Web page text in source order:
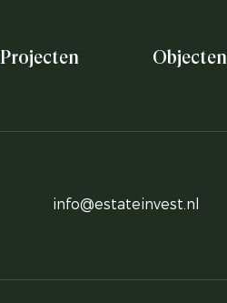
Projecten Objecten
info@estateinvest.nl